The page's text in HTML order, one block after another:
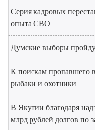
Серия кадровых
опыта СВО
Думские выборы
К поискам пропавшего
рыбаки и охотники
В Якутии благодаря
млрд рублей долгов по